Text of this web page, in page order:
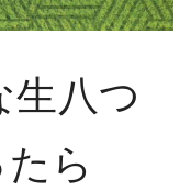
生八つ
ら